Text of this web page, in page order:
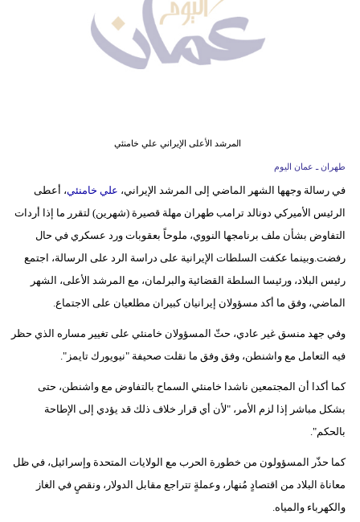
وتكنولوجيا
مدوَّنات
فيديو
المرشد الأعلى الإيراني علي خامنئي
طهران ـ عمان اليوم
في رسالة وجهها الشهر الماضي إلى المرشد الإيراني، علي خامنئي، أعطى
الرئيس الأميركي دونالد ترامب طهران مهلة قصيرة (شهرين) لتقرر ما إذا أردات
التفاوض بشأن ملف برنامجها النووي، ملوحاً بعقوبات ورد عسكري في حال
رفضت.وبينما عكفت السلطات الإيرانية على دراسة الرد على الرسالة، اجتمع
رئيس البلاد، ورئيسا السلطة القضائية والبرلمان، مع المرشد الأعلى، الشهر
الماضي، وفق ما أكد مسؤولان إيرانيان كبيران مطلعيان على الاجتماع.
وفي جهد منسق غير عادي، حثّ المسؤولان خامنئي على تغيير مساره الذي حظر
فيه التعامل مع واشنطن، وفق وفق ما نقلت صحيفة "نيويورك تايمز".
كما أكدا أن المجتمعين ناشدا خامنئي السماح بالتفاوض مع واشنطن، حتى
بشكل مباشر إذا لزم الأمر، "لأن أي قرار خلاف ذلك قد يؤدي إلى الإطاحة
بالحكم".
كما حذّر المسؤولون من خطورة الحرب مع الولايات المتحدة وإسرائيل، في ظل
معاناة البلاد من اقتصادٍ مُنهار، وعملةٍ تتراجع مقابل الدولار، ونقصٍ في الغاز
والكهرباء والمياه.